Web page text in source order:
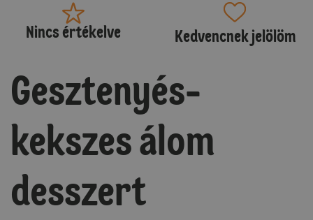
Nincs értékelve Kedvencnek jelölöm
Gesztenyés-
kekszes álom
desszert